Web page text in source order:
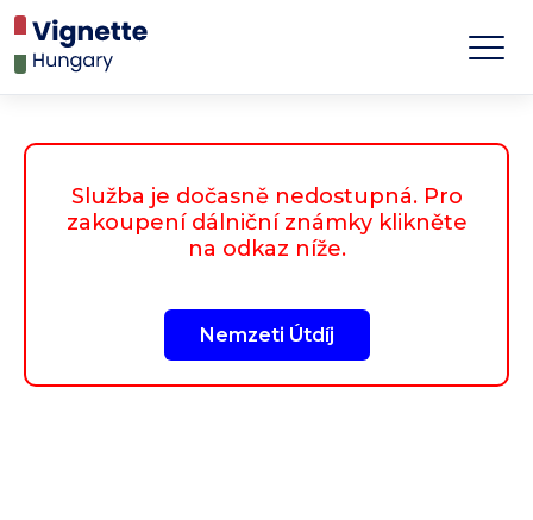
Služba je dočasně nedostupná. Pro
zakoupení dálniční známky klikněte
na odkaz níže.
Nemzeti Útdíj